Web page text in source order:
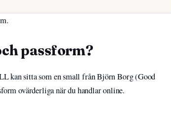
passform?
kan sitta som en small från Björn Borg (Good
ovärderliga när du handlar online.